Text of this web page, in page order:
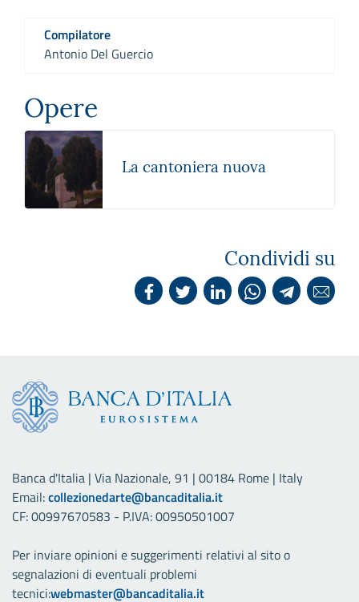
Compilatore
Antonio Del Guercio
Opere
La cantoniera nuova
Condividi su
Banca d'Italia | Via Nazionale, 91 | 00184 Rome | Italy
Email:collezionedarte@bancaditalia.it
CF: 00997670583 - P.IVA: 00950501007
Per inviare opinioni e suggerimenti relativi al sito o
segnalazioni di eventuali problemi
tecnici:webmaster@bancaditalia.it